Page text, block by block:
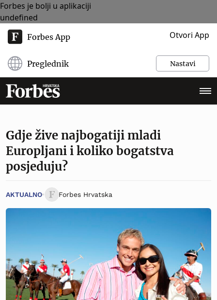
Forbes je bolji u aplikaciji
undefined
Forbes App Otvori App
Preglednik Nastavi
Gdje žive najbogatiji mladi
Europljani i koliko bogatstva
posjeduju?
AKTUALNO Forbes Hrvatska